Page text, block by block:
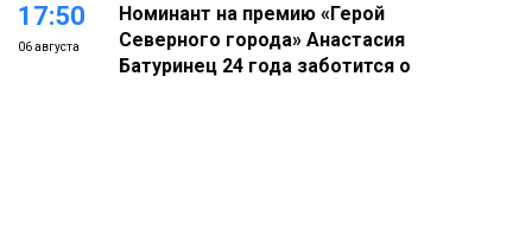
17:50
06 августа
Номинант на премию «Герой
Северного города» Анастасия
Батуринец 24 года заботится о